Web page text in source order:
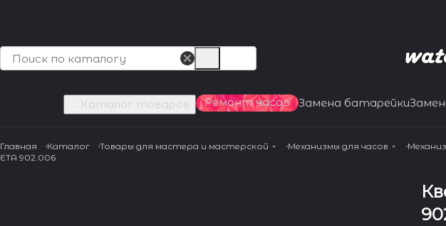
Каталог товаров Ремонт часов Замена батарейки
Главная Каталог Товары для мастера и мастерской Механизмы для часов
ETA 902.006